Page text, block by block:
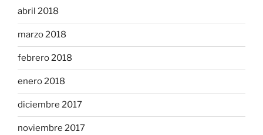
abril 2018
marzo 2018
febrero 2018
enero 2018
diciembre 2017
noviembre 2017